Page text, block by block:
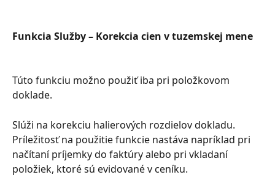
Funkcia Služby – Korekcia cien v tuzemskej mene
Túto funkciu možno použiť iba pri položkovom
doklade.
Slúži na korekciu halierových rozdielov dokladu.
Príležitosť na použitie funkcie nastáva napríklad pri
načítaní príjemky do faktúry alebo pri vkladaní
položiek, ktoré sú evidované v ceníku.